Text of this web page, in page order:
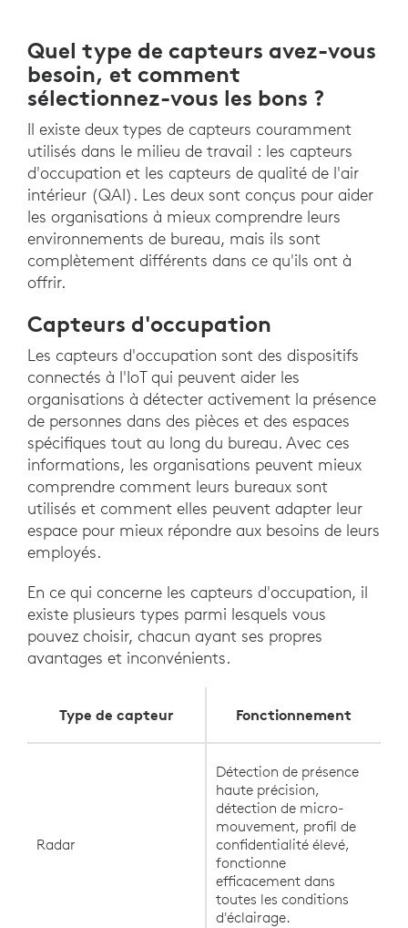
Quel type de capteurs avez-vous
besoin, et comment
sélectionnez-vous les bons ?
Il existe deux types de capteurs couramment
utilisés dans le milieu de travail : les capteurs
d'occupation et les capteurs de qualité de l'air
intérieur (QAI). Les deux sont conçus pour aider
les organisations à mieux comprendre leurs
environnements de bureau, mais ils sont
complètement différents dans ce qu'ils ont à
offrir.
Capteurs d'occupation
Les capteurs d'occupation sont des dispositifs
connectés à l'IoT qui peuvent aider les
organisations à détecter activement la présence
de personnes dans des pièces et des espaces
spécifiques tout au long du bureau. Avec ces
informations, les organisations peuvent mieux
comprendre comment leurs bureaux sont
utilisés et comment elles peuvent adapter leur
espace pour mieux répondre aux besoins de leurs
employés.
En ce qui concerne les capteurs d'occupation, il
existe plusieurs types parmi lesquels vous
pouvez choisir, chacun ayant ses propres
avantages et inconvénients.
Type de capteur Fonctionnement
Radar
Détection de présence
haute précision,
détection de micro-
mouvement, profil de
confidentialité élevé,
fonctionne
efficacement dans
toutes les conditions
d'éclairage.